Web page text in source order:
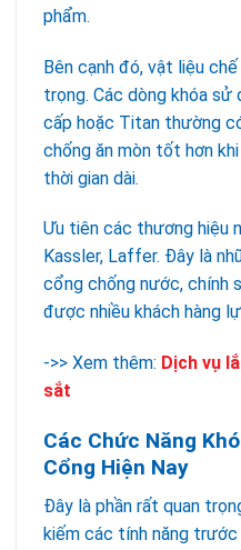
phẩm.
Bên cạnh đó, vật liệu
trọng. Các dòng khóa sử
cấp hoặc Titan thường
chống ăn mòn tốt hơn
thời gian dài.
Ưu tiên các thương hiệu
Kassler, Laffer. Đây là
cổng chống nước, chính
được nhiều khách hàng
->> Xem thêm: Dịch vụ
sắt
Các Chức Năng
Cổng Hiện Nay
Đây là phần rất quan
kiếm các tính năng trước